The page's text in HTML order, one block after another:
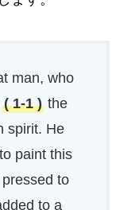
man, who
( 1-1 )the
spirit. He
paint this
to
to a